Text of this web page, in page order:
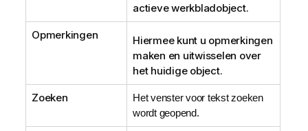
actieve werkbladobject.
Opmerkingen
Hiermee kunt u opmerkingen
maken en uitwisselen over
het huidige object.
Zoeken
Het venster voor tekst zoeken
wordt geopend.